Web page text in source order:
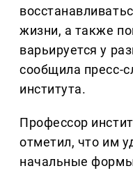
жизни, а также
варьируется у
сообщила пресс-
института.
Профессор
отметил, что им
начальные